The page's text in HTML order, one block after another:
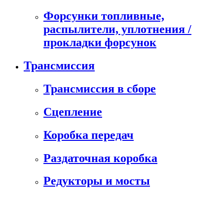
Форсунки топливные,
распылители, уплотнения /
прокладки форсунок
Трансмиссия
Трансмиссия в сборе
Сцепление
Коробка передач
Раздаточная коробка
Редукторы и мосты